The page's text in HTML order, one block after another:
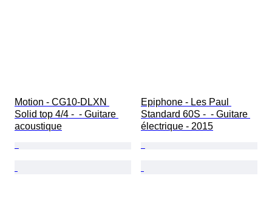
Motion - CG10-DLXN
Solid top 4/4 -  - Guitare
acoustique
Epiphone - Les Paul
Standard 60S -  - Guitare
électrique - 2015